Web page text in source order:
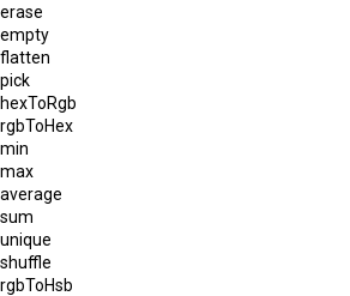
erase
empty
flatten
pick
hexToRgb
rgbToHex
min
max
average
sum
unique
shuffle
rgbToHsb